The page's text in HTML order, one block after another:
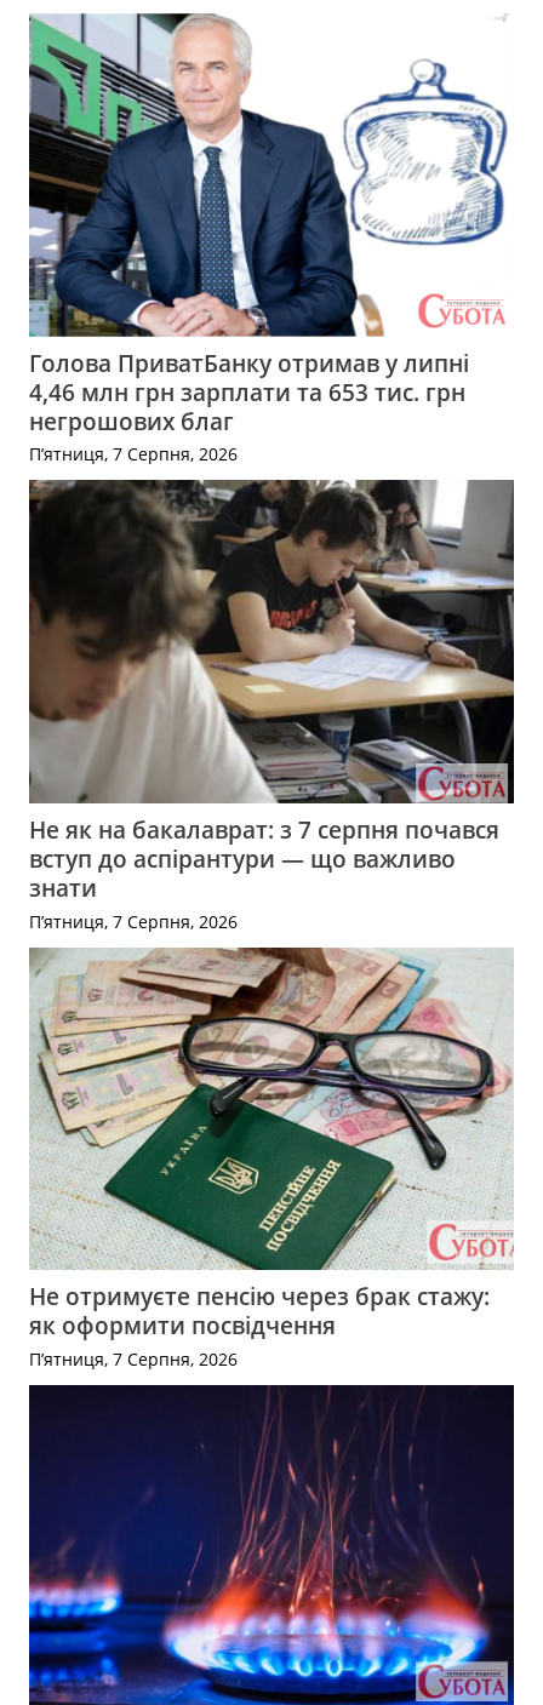
Голова ПриватБанку отримав у липні
4,46 млн грн зарплати та 653 тис. грн
негрошових благ
П’ятниця, 7 Серпня, 2026
Не як на бакалаврат: з 7 серпня почався
вступ до аспірантури — що важливо
знати
П’ятниця, 7 Серпня, 2026
Не отримуєте пенсію через брак стажу:
як оформити посвідчення
П’ятниця, 7 Серпня, 2026